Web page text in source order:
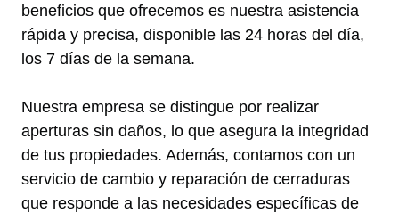
beneficios que ofrecemos es nuestra asistencia
rápida y precisa, disponible las 24 horas del día,
los 7 días de la semana.
Nuestra empresa se distingue por realizar
aperturas sin daños, lo que asegura la integridad
de tus propiedades. Además, contamos con un
servicio de cambio y reparación de cerraduras
que responde a las necesidades específicas de